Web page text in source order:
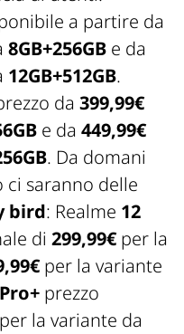
a partire da
8GB+256GB e da
12GB+512GB.
da 399,99€
e da 449,99€
. Da domani
ci saranno delle
bird: Realme 12
di 299,99€per la
per la variante
prezzo
la variante da